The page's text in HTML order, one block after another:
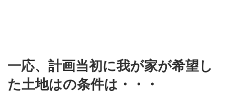
一応、計画当初に我が家が希望し
た土地はの条件は・・・